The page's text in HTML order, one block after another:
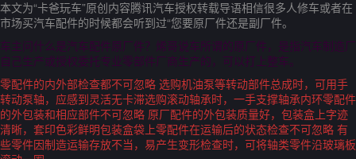
本文为“卡爸玩车”原创内容腾讯汽车授权转载导语相信很多人修车或者在
市场买汽车配件的时候都会听到过“您要原厂件还是副厂件。
车主问什么是汽车配件原厂件？烯哥说车所谓的原厂件，是指汽车制造厂
自己生产或授权委托专业零部件厂商生产的，可以打上整车。
零配件的内外部检查都不可忽略 选购机油泵等转动部件总成时，可用手
转动泵轴，应感到灵活无卡滞选购滚动轴承时，一手支撑轴承内环零配件
的外包装和相应部件不可忽略 原厂配件的外包装质量好，包装盒上字迹
清晰，套印色彩鲜明包装盒袋上零配件在运输后的状态检查不可忽略 有
些零件因制造运输存放不当，易产生变形检查时，可将轴类零件沿玻璃板